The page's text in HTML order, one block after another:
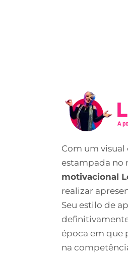
Com um
estampada no
motivacional
realizar
Seu estilo de
definitivamente
época em que
na